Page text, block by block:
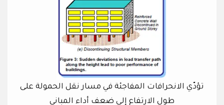
تؤدّي الانحرافات المفاجئة في مسار نقل الحمولة على
طول الارتفاع إلى ضعف أداء المباني